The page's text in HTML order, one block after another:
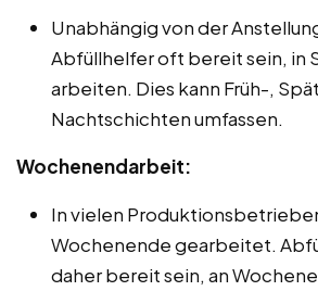
Unabhängig von der
Abfüllhelfer oft bereit sein, in
arbeiten. Dies kann Früh-,
Nachtschichten umfassen.
Wochenendarbeit:
In vielen
Wochenende gearbeitet.
daher bereit sein, an